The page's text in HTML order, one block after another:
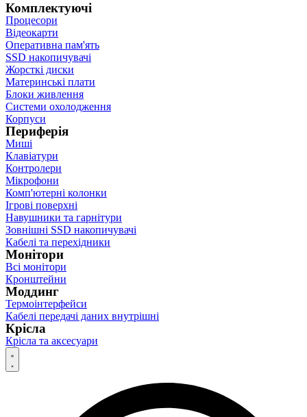
Комплектуючі
Процесори
Відеокарти
Оперативна пам'ять
SSD накопичувачі
Жорсткі диски
Материнські плати
Блоки живлення
Системи охолодження
Корпуси
Периферія
Миші
Клавіатури
Контролери
Мікрофони
Комп'ютерні колонки
Ігрові поверхні
Навушники та гарнітури
Зовнішні SSD накопичувачі
Кабелі та перехідники
Монітори
Всі монітори
Кронштейни
Моддинг
Термоінтерфейси
Кабелі передачі даних внутрішні
Крісла
Крісла та аксесуари